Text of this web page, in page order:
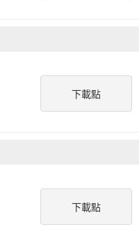
下載點
下載點